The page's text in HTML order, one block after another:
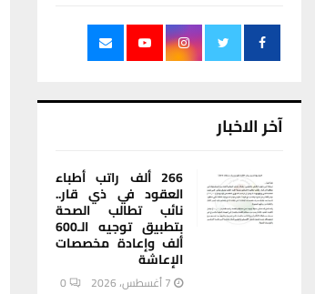
آخر الاخبار
266 ألف راتب أطباء
العقود في ذي قار..
نائب تطالب الصحة
بتطبيق توجيه الـ600
ألف وإعادة مخصصات
الإعاشة
7 أغسطس، 2026 0